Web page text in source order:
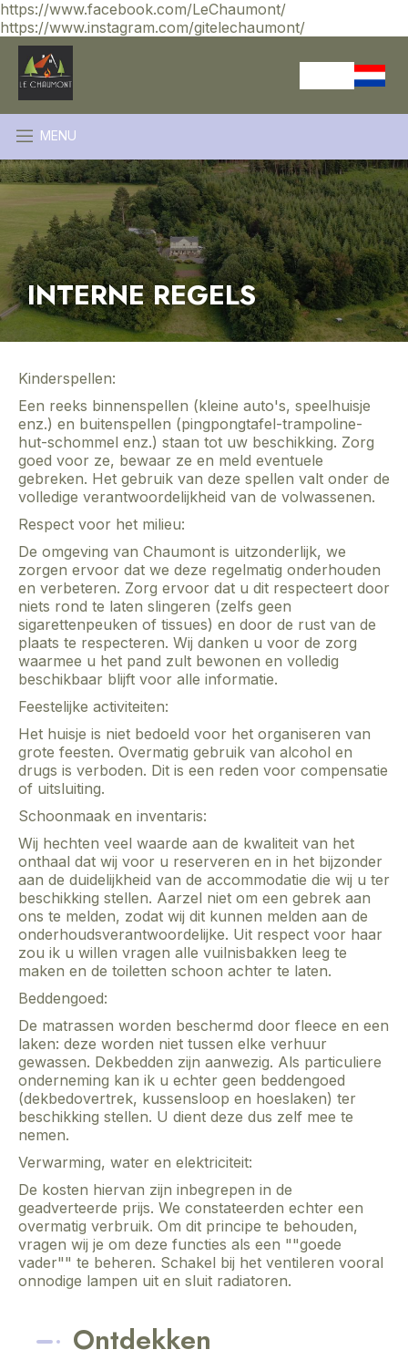
https://www.facebook.com/LeChaumont/
https://www.instagram.com/gitelechaumont/
MENU
INTERNE REGELS
Kinderspellen:
Een reeks binnenspellen (kleine auto's, speelhuisje
enz.) en buitenspellen (pingpongtafel-trampoline-
hut-schommel enz.) staan tot uw beschikking. Zorg
goed voor ze, bewaar ze en meld eventuele
gebreken. Het gebruik van deze spellen valt onder de
volledige verantwoordelijkheid van de volwassenen.
Respect voor het milieu:
De omgeving van Chaumont is uitzonderlijk, we
zorgen ervoor dat we deze regelmatig onderhouden
en verbeteren. Zorg ervoor dat u dit respecteert door
niets rond te laten slingeren (zelfs geen
sigarettenpeuken of tissues) en door de rust van de
plaats te respecteren. Wij danken u voor de zorg
waarmee u het pand zult bewonen en volledig
beschikbaar blijft voor alle informatie.
Feestelijke activiteiten:
Het huisje is niet bedoeld voor het organiseren van
grote feesten. Overmatig gebruik van alcohol en
drugs is verboden. Dit is een reden voor compensatie
of uitsluiting.
Schoonmaak en inventaris:
Wij hechten veel waarde aan de kwaliteit van het
onthaal dat wij voor u reserveren en in het bijzonder
aan de duidelijkheid van de accommodatie die wij u ter
beschikking stellen. Aarzel niet om een gebrek aan
ons te melden, zodat wij dit kunnen melden aan de
onderhoudsverantwoordelijke. Uit respect voor haar
zou ik u willen vragen alle vuilnisbakken leeg te
maken en de toiletten schoon achter te laten.
Beddengoed:
De matrassen worden beschermd door fleece en een
laken: deze worden niet tussen elke verhuur
gewassen. Dekbedden zijn aanwezig. Als particuliere
onderneming kan ik u echter geen beddengoed
(dekbedovertrek, kussensloop en hoeslaken) ter
beschikking stellen. U dient deze dus zelf mee te
nemen.
Verwarming, water en elektriciteit:
De kosten hiervan zijn inbegrepen in de
geadverteerde prijs. We constateerden echter een
overmatig verbruik. Om dit principe te behouden,
vragen wij je om deze functies als een ""goede
vader"" te beheren. Schakel bij het ventileren vooral
onnodige lampen uit en sluit radiatoren.
Ontdekken